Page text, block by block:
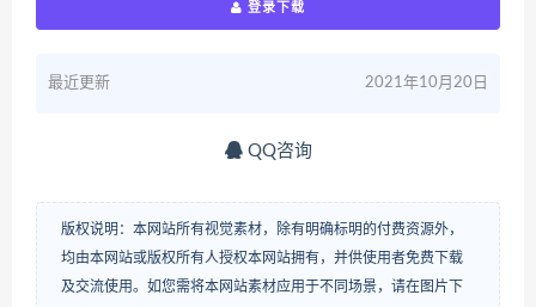
登录下载
最近更新 2021年10月20日
QQ咨询
版权说明：本网站所有视觉素材，除有明确标明的付费资源外，
均由本网站或版权所有人授权本网站拥有，并供使用者免费下载
及交流使用。如您需将本网站素材应用于不同场景，请在图片下